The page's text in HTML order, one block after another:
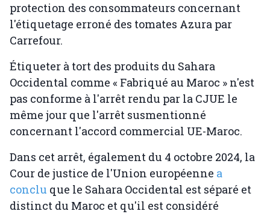
protection des consommateurs concernant
l'étiquetage erroné des tomates Azura par
Carrefour.
Étiqueter à tort des produits du Sahara
Occidental comme « Fabriqué au Maroc » n'est
pas conforme à l'arrêt rendu par la CJUE le
même jour que l'arrêt susmentionné
concernant l'accord commercial UE-Maroc.
Dans cet arrêt, également du 4 octobre 2024, la
Cour de justice de l'Union européenne a
conclu que le Sahara Occidental est séparé et
distinct du Maroc et qu'il est considéré